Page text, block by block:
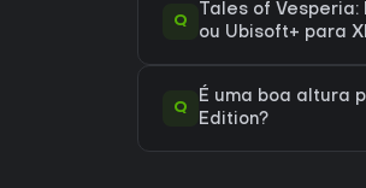
Q
Tales of
ou Ubisoft+ para
Q
É uma boa altura
Edition?